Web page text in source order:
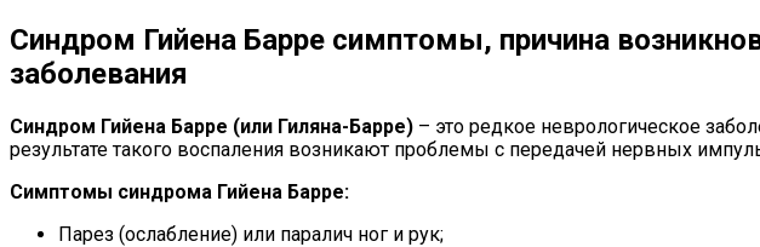
Синдром Гийена Барре симптомы, причина
заболевания
Синдром Гийена Барре (или Гиляна-Барре) – это редкое неврологическое
результате такого воспаления возникают проблемы с передачей нервных
Симптомы синдрома Гийена Барре:
Парез (ослабление) или паралич ног и рук;